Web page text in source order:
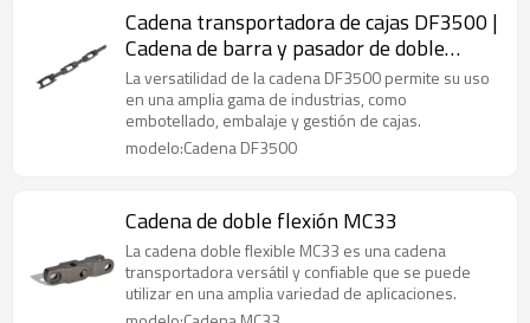
Cadena transportadora de cajas DF3500 |
Cadena de barra y pasador de doble
flexión
La versatilidad de la cadena DF3500 permite su uso
en una amplia gama de industrias, como
embotellado, embalaje y gestión de cajas.
modelo:Cadena DF3500
Cadena de doble flexión MC33
La cadena doble flexible MC33 es una cadena
transportadora versátil y confiable que se puede
utilizar en una amplia variedad de aplicaciones.